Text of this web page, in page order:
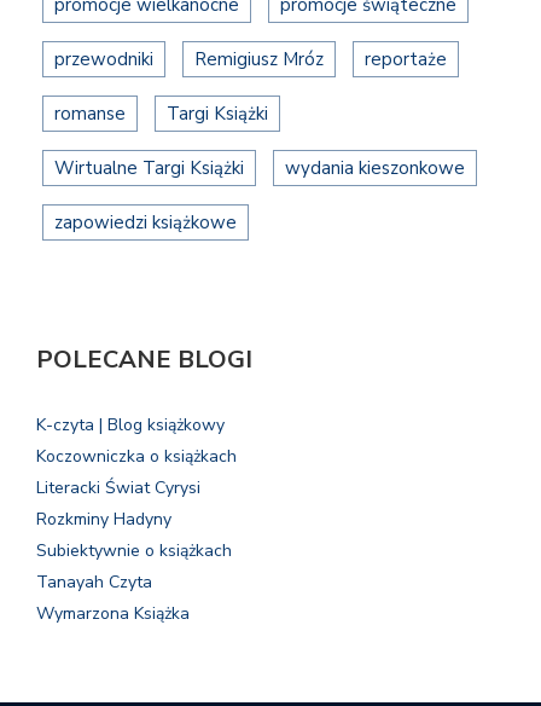
promocje wielkanocne promocje świąteczne
przewodniki Remigiusz Mróz reportaże
romanse Targi Książki
Wirtualne Targi Książki wydania kieszonkowe
zapowiedzi książkowe
POLECANE BLOGI
K-czyta | Blog książkowy
Koczowniczka o książkach
Literacki Świat Cyrysi
Rozkminy Hadyny
Subiektywnie o książkach
Tanayah Czyta
Wymarzona Książka